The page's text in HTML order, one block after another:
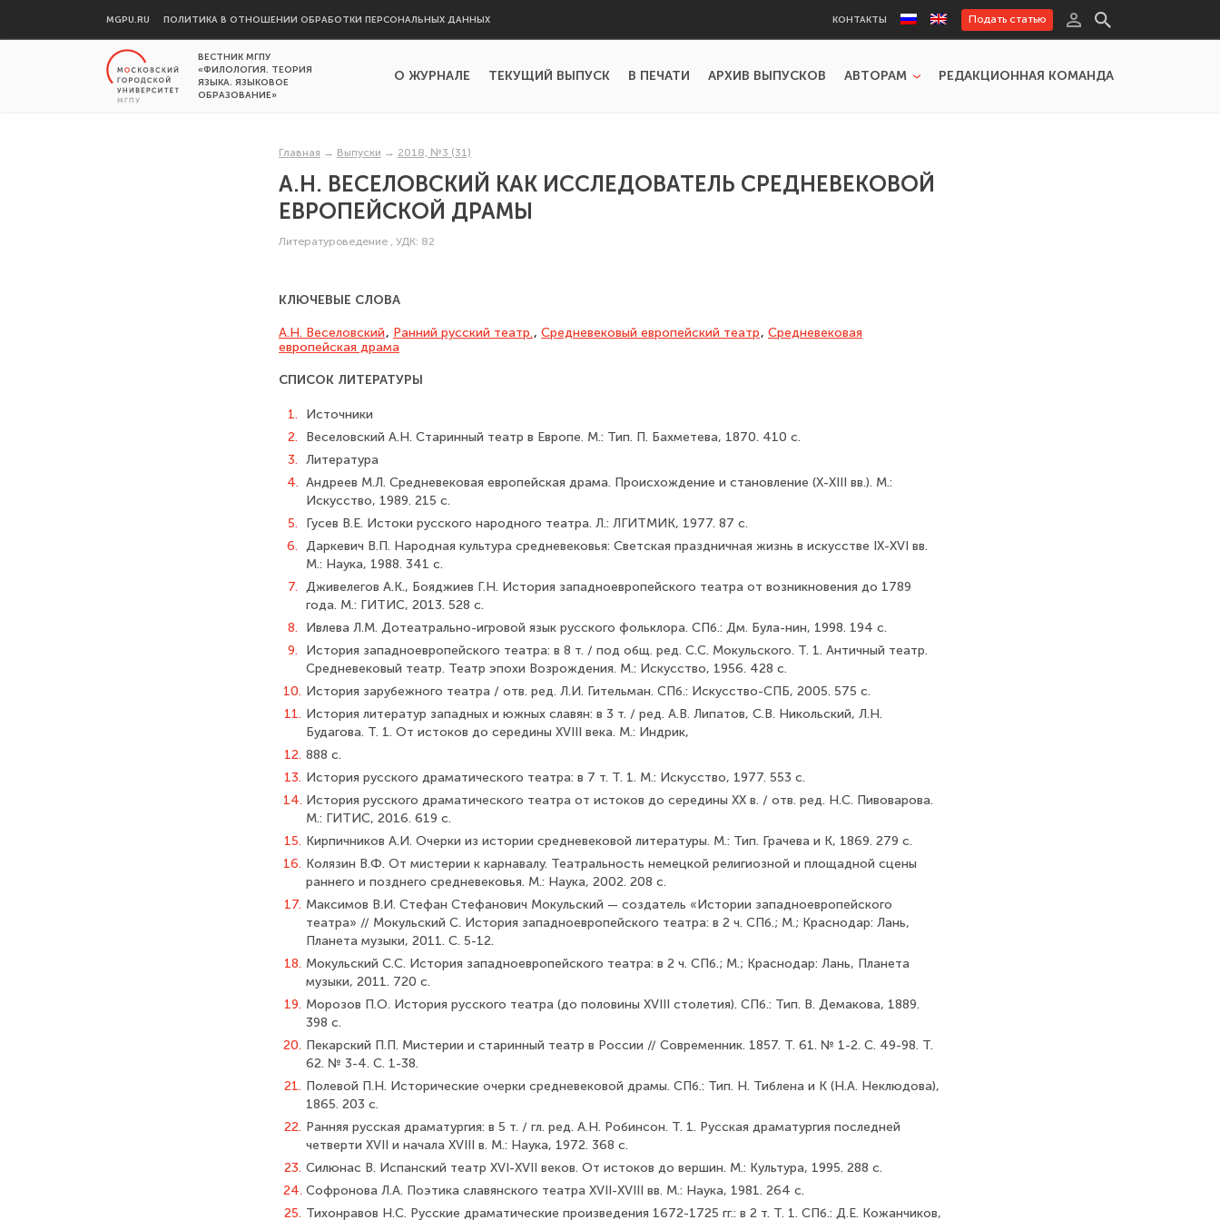
MGPU.RU ПОЛИТИКА В ОТНОШЕНИИ ОБРАБОТКИ ПЕРСОНАЛЬНЫХ ДАННЫХ КОНТАКТЫ Подать статью
ВЕСТНИК МГПУ
«ФИЛОЛОГИЯ. ТЕОРИЯ
ЯЗЫКА. ЯЗЫКОВОЕ
ОБРАЗОВАНИЕ»
О ЖУРНАЛЕ ТЕКУЩИЙ ВЫПУСК В ПЕЧАТИ АРХИВ ВЫПУСКОВ АВТОРАМ РЕДАКЦИОННАЯ КОМАНДА
Главная → Выпуски → 2018, №3 (31)
А.Н. ВЕСЕЛОВСКИЙ КАК ИССЛЕДОВАТЕЛЬ СРЕДНЕВЕКОВОЙ
ЕВРОПЕЙСКОЙ ДРАМЫ
Литературоведение , УДК: 82
КЛЮЧЕВЫЕ СЛОВА
А.Н. Веселовский, Ранний русский театр., Средне­вековый европейский театр, Средневековая
европейская драма
СПИСОК ЛИТЕРАТУРЫ
1.
Источники
2.
Веселовский А.Н. Старинный театр в Европе. М.: Тип. П. Бахметева, 1870. 410 с.
3. Литература
4. Андреев М.Л. Средневековая европейская драма. Происхождение и становле­ние (X-XIII вв.). М.:
Искусство, 1989. 215 с.
5.
Гусев В.Е. Истоки русского народного театра. Л.: ЛГИТМИК, 1977. 87 с.
6. Даркевич В.П. Народная культура средневековья: Светская праздничная жизнь в искусстве IX-XVI вв.
М.: Наука, 1988. 341 с.
7. Дживелегов А.К., Бояджиев Г.Н. История западноевропейского театра от возникновения до 1789
года. М.: ГИТИС, 2013. 528 с.
8.
Ивлева Л.М. Дотеатрально-игровой язык русского фольклора. СПб.: Дм. Була-нин, 1998. 194 с.
9.
История западноевропейского театра: в 8 т. / под общ. ред. С.С. Мокульского. Т. 1. Античный театр.
Средневековый театр. Театр эпохи Возрождения. М.: Искусство, 1956. 428 с.
10. История зарубежного театра / отв. ред. Л.И. Гительман. СПб.: Искусство-СПБ, 2005. 575 с.
11. История литератур западных и южных славян: в 3 т. / ред. А.В. Липатов, С.В. Никольский, Л.Н.
Будагова. Т. 1. От истоков до середины XVIII века. М.: Индрик,
12. 888 с.
13. История русского драматического театра: в 7 т. Т. 1. М.: Искусство, 1977. 553 с.
14. История русского драматического театра от истоков до середины XX в. / отв. ред. Н.С. Пивоварова.
М.: ГИТИС, 2016. 619 с.
15. Кирпичников А.И. Очерки из истории средневековой литературы. М.: Тип. Грачева и К, 1869. 279 с.
16. Колязин В.Ф. От мистерии к карнавалу. Театральность немецкой религиозной и площадной сцены
раннего и позднего средневековья. М.: Наука, 2002. 208 с.
17. Максимов В.И. Стефан Стефанович Мокульский — создатель «Истории западноевропейского
театра» // Мокульский С. История западноевропейского театра: в 2 ч. СПб.; М.; Краснодар: Лань,
Планета музыки, 2011. С. 5-12.
18. Мокульский С.С. История западноевропейского театра: в 2 ч. СПб.; М.; Красно­дар: Лань, Планета
музыки, 2011. 720 с.
19. Морозов П.О. История русского театра (до половины XVIII столетия). СПб.: Тип. В. Демакова, 1889.
398 с.
20. Пекарский П.П. Мистерии и старинный театр в России // Современник. 1857. Т. 61. № 1-2. С. 49-98. Т.
62. № 3-4. С. 1-38.
21. Полевой П.Н. Исторические очерки средневековой драмы. СПб.: Тип. Н. Тиблена и К (Н.А. Неклюдова),
1865. 203 с.
22. Ранняя русская драматургия: в 5 т. / гл. ред. А.Н. Робинсон. Т. 1. Русская драматургия последней
четверти XVII и начала XVIII в. М.: Наука, 1972. 368 с.
23. Силюнас В. Испанский театр XVI-XVII веков. От истоков до вершин. М.: Культура, 1995. 288 с.
24. Софронова Л.А. Поэтика славянского театра XVII-XVIII вв. М.: Наука, 1981. 264 с.
25. Тихонравов Н.С. Русские драматические произведения 1672-1725 гг.: в 2 т. Т. 1. СПб.: Д.Е. Кожанчиков,